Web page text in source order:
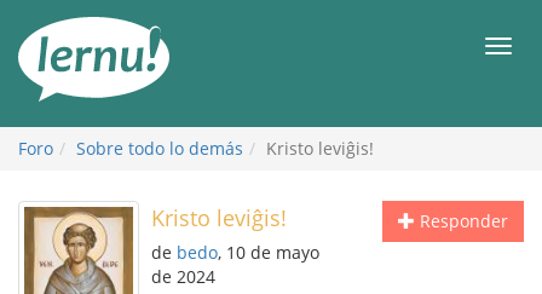
Foro Sobre todo lo demás Kristo leviĝis!
Responder
Kristo leviĝis!
de bedo, 10 de mayo
de 2024